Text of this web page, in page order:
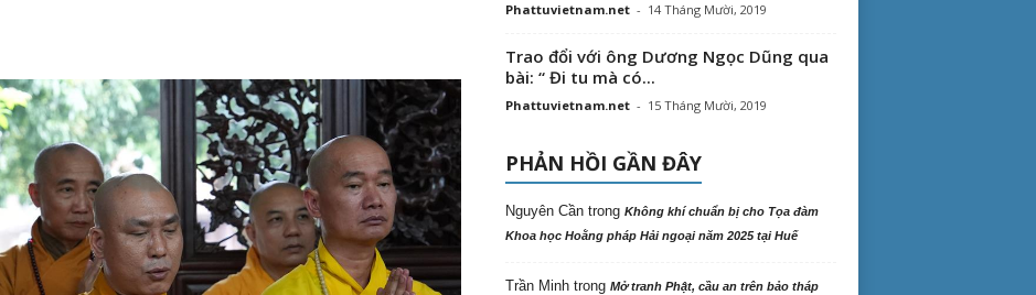
Phattuvietnam.net - 14 Tháng Mười, 2019
Trao đổi với ông Dương Ngọc Dũng qua
bài: “ Đi tu mà có...
Phattuvietnam.net - 15 Tháng Mười, 2019
PHẢN HỒI GẦN ĐÂY
Nguyên Cầntrong Không khí chuẩn bị cho Tọa đàm
Khoa học Hoằng pháp Hải ngoại năm 2025 tại Huế
Trần Minhtrong Mở tranh Phật, cầu an trên bảo tháp